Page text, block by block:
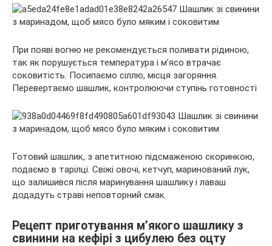
При появі вогню не рекомендується поливати рідиною,
так як порушується температура і м’ясо втрачає
соковитість. Посипаємо сіллю, місця загоряння.
Перевертаємо шашлик, контролюючи ступінь готовності
Готовий шашлик, з апетитною підсмаженою скоринкою,
подаємо в тарілці. Свіжі овочі, кетчуп, маринований лук,
що залишився після маринування шашлику і лаваш
додадуть страві неповторний смак.
Рецепт приготування м’якого шашлику з
свинини на кефірі з цибулею без оцту